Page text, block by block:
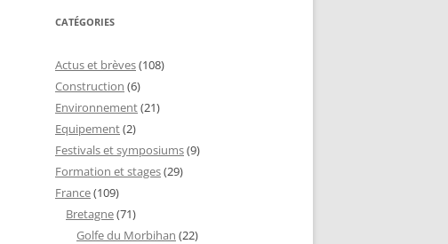
CATÉGORIES
Actus et brèves(108)
Construction (6)
Environnement(21)
Equipement(2)
Festivals et symposiums(9)
Formation et stages(29)
France(109)
Bretagne(71)
Golfe du Morbihan (22)